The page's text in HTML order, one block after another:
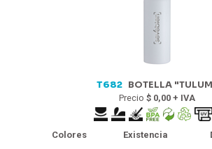
T682 BOTELLA
Precio $ 0,00 + IVA
Colores Existencia